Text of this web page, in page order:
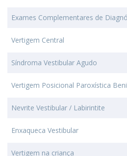
Exames Complementares de
Vertigem Central
Síndroma Vestibular Agudo
Vertigem Posicional Paroxística
Nevrite Vestibular / Labirintite
Enxaqueca Vestibular
Vertigem na criança